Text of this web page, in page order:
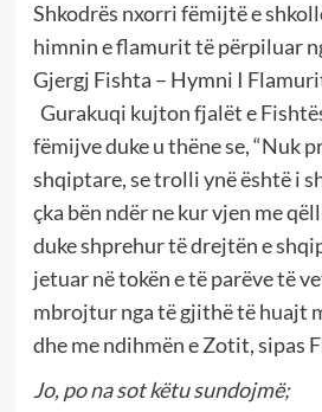
Shkodrës nxorri fëmijtë e
himnin e flamurit të përpiluar
Gjergj Fishta – Hymni I
Gurakuqi kujton fjalët e
fëmijve duke u thëne se, “Nuk
shqiptare, se trolli ynë është i
çka bën ndër ne kur vjen me
duke shprehur të drejtën e
jetuar në tokën e të parëve të
mbrojtur nga të gjithë të huajt
dhe me ndihmën e Zotit, sipas
Jo, po na sot këtu sundojmë;